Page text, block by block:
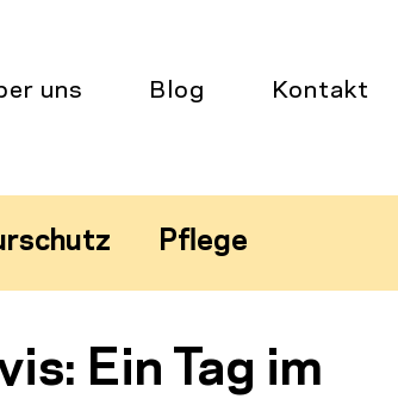
uns Blog Kontakt
Pflege
Ein Tag im